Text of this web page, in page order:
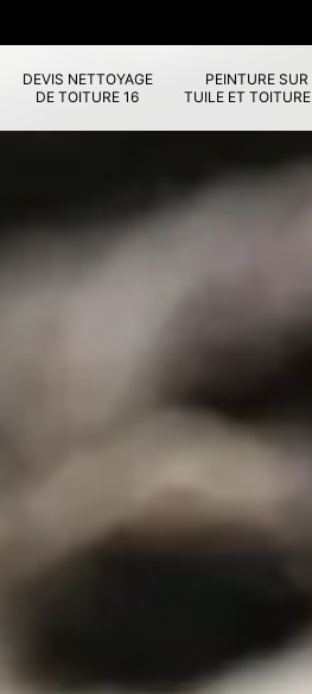
DEVIS NETTOYAGE
DE TOITURE 16
PEINTURE SUR
TUILE ET